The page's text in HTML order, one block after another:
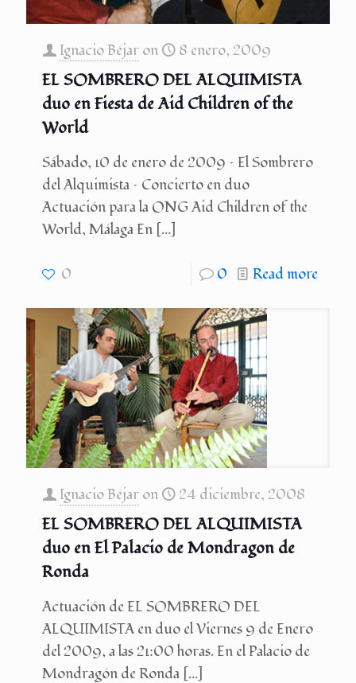
Ignacio Béjar on 8 enero, 2009
EL SOMBRERO DEL ALQUIMISTA
duo en Fiesta de Aid Children of the
World
Sábado, 10 de enero de 2009 – El Sombrero
del Alquimista – Concierto en duo
Actuación para la ONG Aid Children of the
World, Málaga En […]
0 0 Read more
Ignacio Béjar on 24 diciembre, 2008
EL SOMBRERO DEL ALQUIMISTA
duo en El Palacio de Mondragon de
Ronda
Actuación de EL SOMBRERO DEL
ALQUIMISTA en duo el Viernes 9 de Enero
del 2009, a las 21:00 horas. En el Palacio de
Mondragón de Ronda […]